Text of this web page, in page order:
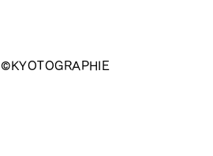
©KYOTOGRAPHIE